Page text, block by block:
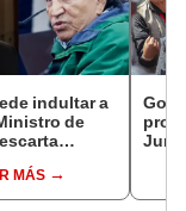
indultar a
de
MÁS